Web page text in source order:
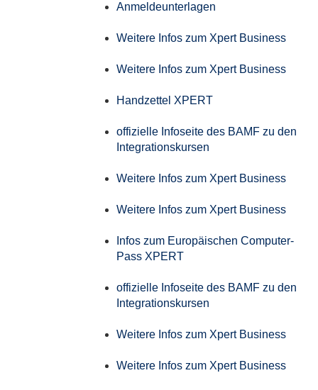
Anmeldeunterlagen
Weitere Infos zum Xpert Business
Weitere Infos zum Xpert Business
Handzettel XPERT
offizielle Infoseite des BAMF zu den
Integrationskursen
Weitere Infos zum Xpert Business
Weitere Infos zum Xpert Business
Infos zum Europäischen Computer-
Pass XPERT
offizielle Infoseite des BAMF zu den
Integrationskursen
Weitere Infos zum Xpert Business
Weitere Infos zum Xpert Business